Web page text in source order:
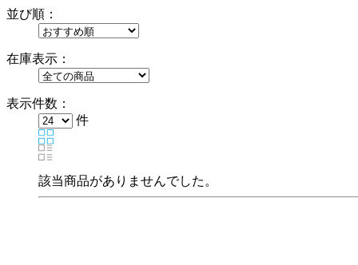
並び順：
在庫表示：
表示件数：
件
該当商品がありませんでした。